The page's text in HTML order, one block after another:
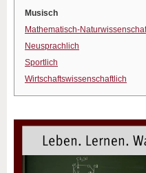
Musisch
Mathematisch-
Neusprachlich
Sportlich
Wirtschaftswissenschaftlich